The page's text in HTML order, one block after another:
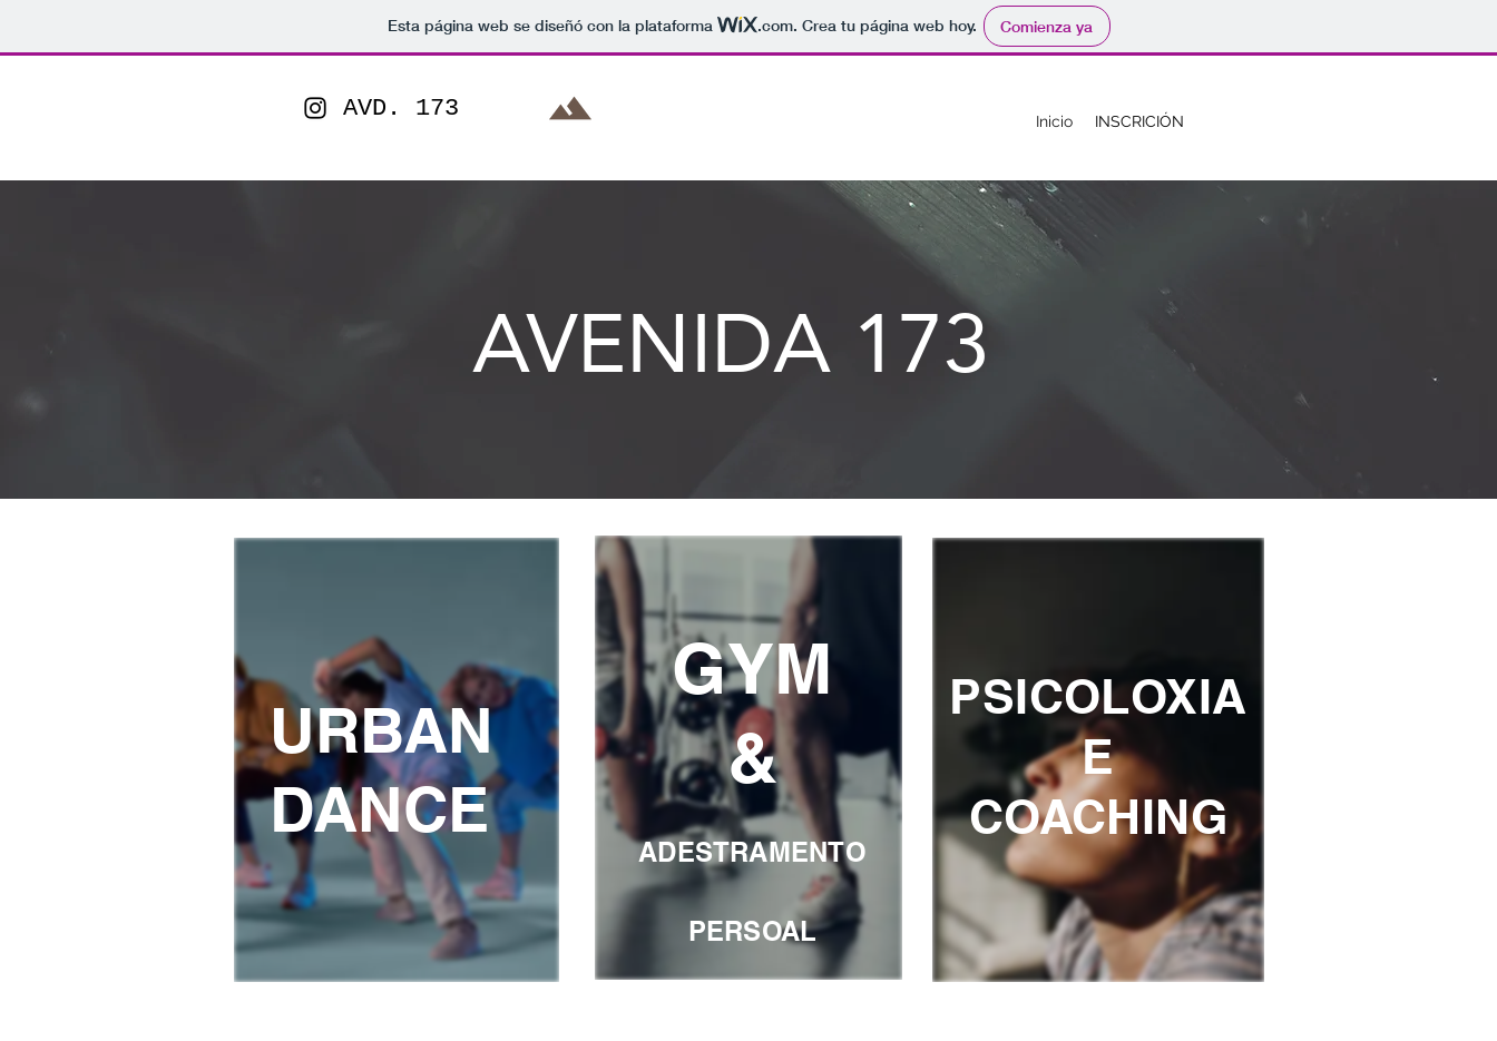
Esta página web se diseñó con la plataforma .com. Crea tu página web hoy. Comienza ya
AVD. 173 Inicio INSCRICIÓN
AVENIDA 173
URBAN
DANCE
GYM
&
ADESTRAMENTO
PERSOAL
PSICOLOXIA
E
COACHING